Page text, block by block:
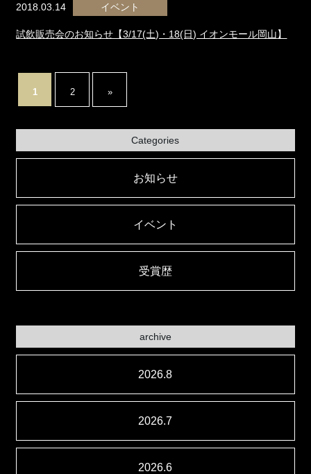
2018.03.14 イベント
試飲販売会のお知らせ【3/17(土)・18(日) イオンモール岡山】
1 2 »
Categories
お知らせ
イベント
受賞歴
archive
2026.8
2026.7
2026.6